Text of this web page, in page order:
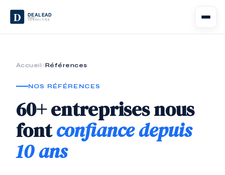
D DEALEAD
CONSULTING
À propos
Negent
DECODING CHAOS
Accueil /Références
NOS RÉFÉRENCES
60+ entreprises nous
fontconfiance depuis
10 ans